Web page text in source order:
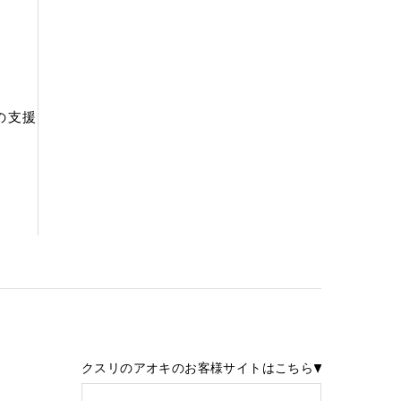
支援
クスリのアオキのお客様サイトはこちら